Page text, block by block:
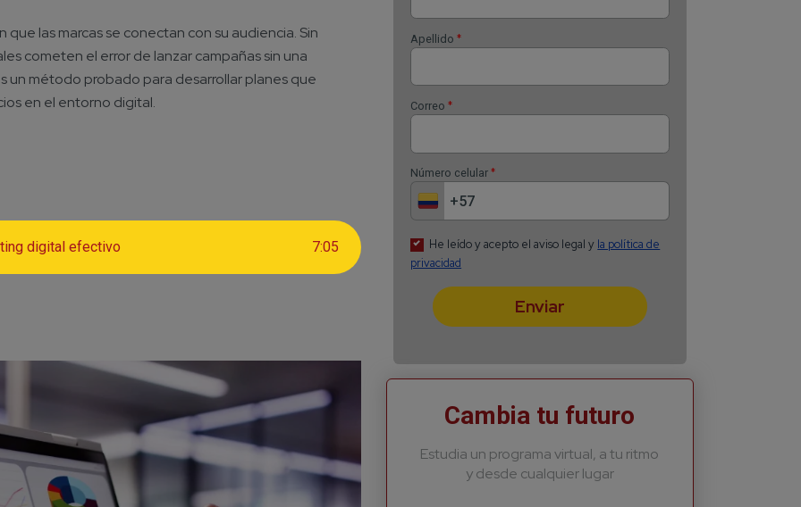
las marcas se conectan con su audiencia. Sin
cometen el error de lanzar campañas sin una
un método probado para desarrollar planes que
en el entorno digital.
digital efectivo 7:05
Suscríbete
Apellido
Correo
Cambia tu futuro
Estudia un programa virtual, a tu ritmo
y desde cualquier lugar